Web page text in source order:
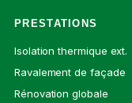
PRESTATIONS
Isolation thermique ext.
Ravalement de façade
Rénovation globale